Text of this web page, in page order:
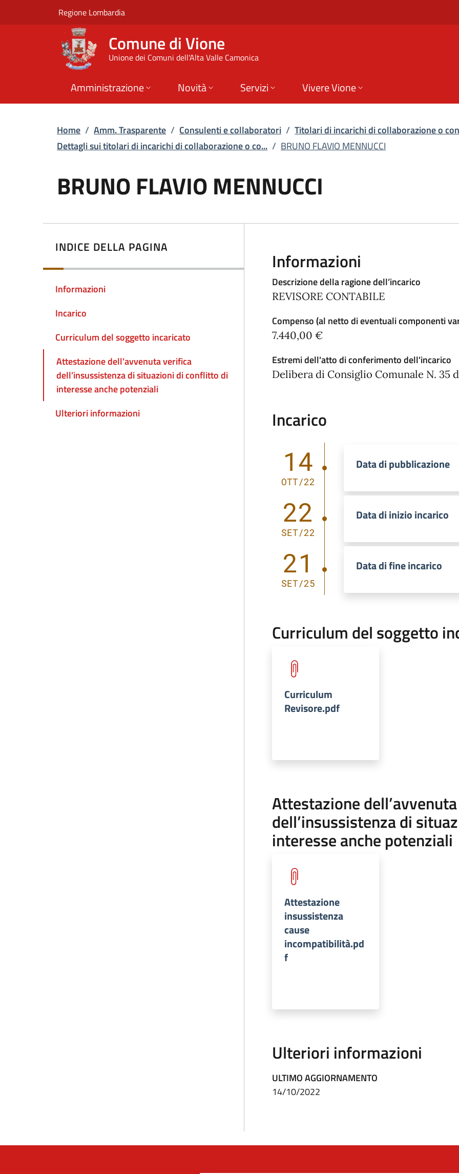
Vai al contenuto principale
BRUNO FLAVIO MENNUCCI | Dettagli
Regione Lombardia
Comune di Vione
Unione dei Comuni dell'Alta Valle Camonica
Amministrazione Novità Servizi Vivere Vione
Home / Amm. Trasparente / Consulenti e collaboratori / Titolari di incarichi di collaborazione o
Dettagli sui titolari di incarichi di collaborazione o co... / BRUNO FLAVIO MENNUCCI
BRUNO FLAVIO MENNUCCI
INDICE DELLA PAGINA
Informazioni
Incarico
Curriculum del soggetto incaricato
Attestazione dell’avvenuta verifica
dell’insussistenza di situazioni di conflitto di
interesse anche potenziali
Ulteriori informazioni
Informazioni
Descrizione della ragione dell’incarico
REVISORE CONTABILE
Compenso (al netto di eventuali componenti
7.440,00 €
Estremi dell'atto di conferimento dell'incarico
Delibera di Consiglio Comunale N. 35
Incarico
14
OTT/22
Data di pubblicazione
22
SET/22
Data di inizio incarico
21
SET/25
Data di fine incarico
Curriculum del soggetto
Curriculum
Revisore.pdf
Attestazione
dell’insussistenza di
interesse anche potenziali
Attestazione
insussistenza
cause
incompatibilità.pd
f
Ulteriori informazioni
ULTIMO AGGIORNAMENTO
14/10/2022